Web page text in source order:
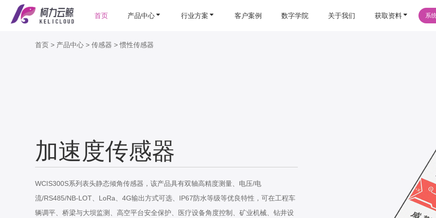
首页 产品中心 行业方案 客户案例 数字学院 关于我们 获取资料 系
首页 > 产品中心 > 传感器 >惯性传感器
加速度传感器
WCIS300S系列表头静态倾角传感器，该产品具有双轴高精度测量、电压/电
流/RS485/NB-LOT、LoRa、4G输出方式可选、IP67防水等级等优良特性，可在工程车
辆调平、桥梁与大坝监测、高空平台安全保护、医疗设备角度控制、矿业机械、钻井设